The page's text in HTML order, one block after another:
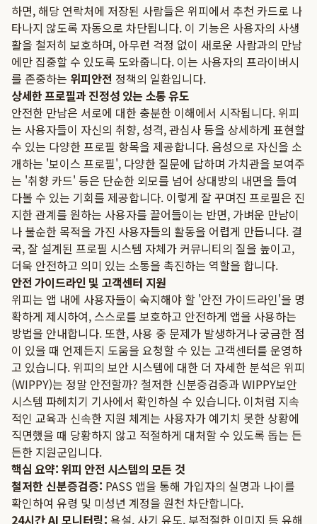
하면, 해당 연락처에 저장된 사람들은 위피에서 추천 카드로 나
타나지 않도록 자동으로 차단됩니다. 이 기능은 사용자의 사생
활을 철저히 보호하며, 아무런 걱정 없이 새로운 사람과의 만남
에만 집중할 수 있도록 도와줍니다. 이는 사용자의 프라이버시
를 존중하는 위피안전 정책의 일환입니다.
상세한 프로필과 진정성 있는 소통 유도
안전한 만남은 서로에 대한 충분한 이해에서 시작됩니다. 위피
는 사용자들이 자신의 취향, 성격, 관심사 등을 상세하게 표현할
수 있는 다양한 프로필 항목을 제공합니다. 음성으로 자신을 소
개하는 '보이스 프로필', 다양한 질문에 답하며 가치관을 보여주
는 '취향 카드' 등은 단순한 외모를 넘어 상대방의 내면을 들여
다볼 수 있는 기회를 제공합니다. 이렇게 잘 꾸며진 프로필은 진
지한 관계를 원하는 사용자를 끌어들이는 반면, 가벼운 만남이
나 불순한 목적을 가진 사용자들의 활동을 어렵게 만듭니다. 결
국, 잘 설계된 프로필 시스템 자체가 커뮤니티의 질을 높이고,
더욱 안전하고 의미 있는 소통을 촉진하는 역할을 합니다.
안전 가이드라인 및 고객센터 지원
위피는 앱 내에 사용자들이 숙지해야 할 '안전 가이드라인'을 명
확하게 제시하여, 스스로를 보호하고 안전하게 앱을 사용하는
방법을 안내합니다. 또한, 사용 중 문제가 발생하거나 궁금한 점
이 있을 때 언제든지 도움을 요청할 수 있는 고객센터를 운영하
고 있습니다. 위피의 보안 시스템에 대한 더 자세한 분석은 위피
(WIPPY)는 정말 안전할까? 철저한 신분증검증과 WIPPY보안
시스템 파헤치기 기사에서 확인하실 수 있습니다. 이처럼 지속
적인 교육과 신속한 지원 체계는 사용자가 예기치 못한 상황에
직면했을 때 당황하지 않고 적절하게 대처할 수 있도록 돕는 든
든한 지원군입니다.
핵심 요약: 위피 안전 시스템의 모든 것
철저한 신분증검증: PASS 앱을 통해 가입자의 실명과 나이를
확인하여 유령 및 미성년 계정을 원천 차단합니다.
24시간 AI 모니터링: 욕설, 사기 유도, 부적절한 이미지 등 유해